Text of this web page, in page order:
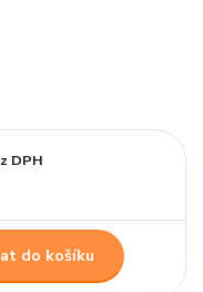
DPH
do košíku